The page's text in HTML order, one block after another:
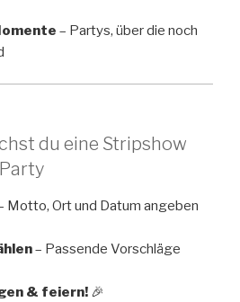
– Partys, über die noch
du eine Stripshow
Motto, Ort und Datum angeben
– Passende Vorschläge
& feiern! 🎉